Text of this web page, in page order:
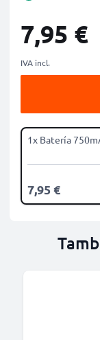
7,95 €
IVA incl.
1x Batería
7,95 €